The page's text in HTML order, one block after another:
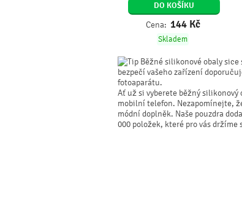
DO KOŠÍKU
Cena: 144 Kč
Skladem
Běžné silikonové obaly
bezpečí vašeho zařízení
fotoaparátu.
Ať už si vyberete běžný
mobilní telefon. Nezapomínejte,
módní doplněk. Naše pouzdra
000 položek, které pro vás držíme